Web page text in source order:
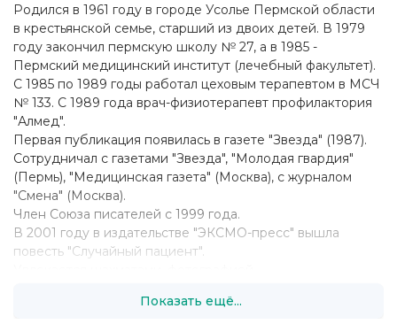
Родился в 1961 году в городе Усолье Пермской области
в крестьянской семье, старший из двоих детей. В 1979
году закончил пермскую школу № 27, а в 1985 -
Пермский медицинский институт (лечебный факультет).
С 1985 по 1989 годы работал цеховым терапевтом в МСЧ
№ 133. С 1989 года врач-физиотерапевт профилактория
"Алмед".
Первая публикация появилась в газете "Звезда" (1987).
Сотрудничал с газетами "Звезда", "Молодая гвардия"
(Пермь), "Медицинская газета" (Москва), с журналом
"Смена" (Москва).
Член Союза писателей с 1999 года.
В 2001 году в издательстве "ЭКСМО-пресс" вышла
повесть "Случайный пациент".
Показать ещё...